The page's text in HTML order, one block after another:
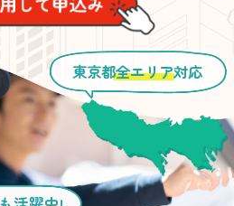
東京都全エリア対応